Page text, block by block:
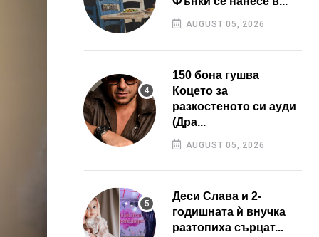
AUGUST 05, 2026
150 бона гушва
Коцето за
разкостеното си ауди
(Дра...
AUGUST 05, 2026
Деси Слава и 2-
годишната ѝ внучка
разтопиха сърцат...